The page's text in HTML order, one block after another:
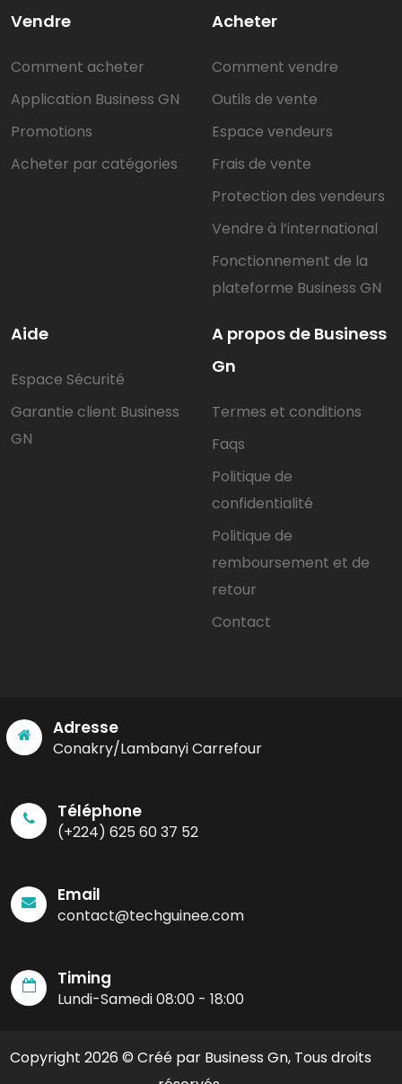
Vendre
Comment acheter
Application Business GN
Promotions
Acheter par catégories
Acheter
Comment vendre
Outils de vente
Espace vendeurs
Frais de vente
Protection des vendeurs
Vendre à l’international
Fonctionnement de la
plateforme Business GN
Aide
Espace Sécurité
Garantie client Business
GN
A propos de Business
Gn
Termes et conditions
Faqs
Politique de
confidentialité
Politique de
remboursement et de
retour
Contact
Adresse
Conakry/Lambanyi Carrefour
Téléphone
(+224) 625 60 37 52
Email
contact@techguinee.com
Timing
Lundi-Samedi 08:00 - 18:00
Copyright 2026 © Créé par Business Gn, Tous droits